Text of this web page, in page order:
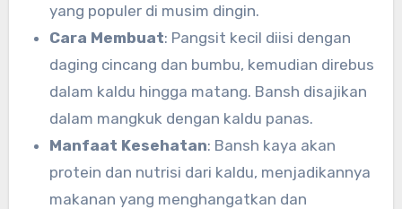
yang populer di musim dingin.
Cara Membuat: Pangsit kecil diisi dengan
daging cincang dan bumbu, kemudian direbus
dalam kaldu hingga matang. Bansh disajikan
dalam mangkuk dengan kaldu panas.
Manfaat Kesehatan: Bansh kaya akan
protein dan nutrisi dari kaldu, menjadikannya
makanan yang menghangatkan dan